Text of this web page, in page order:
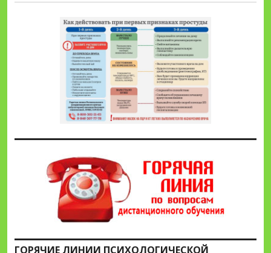
ГОРЯЧИЕ ЛИНИИ ПСИХОЛОГИЧЕСКОЙ